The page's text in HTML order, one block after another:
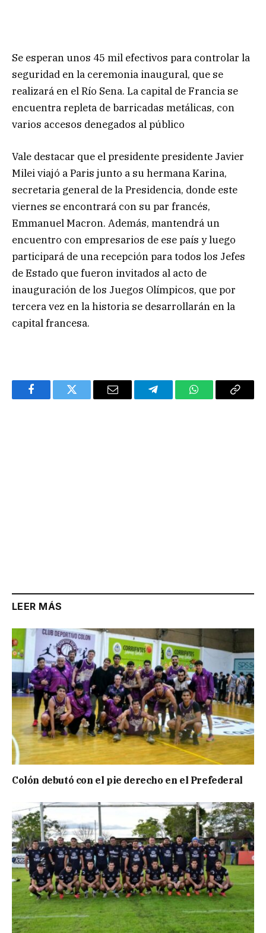
Se esperan unos 45 mil efectivos para controlar la
seguridad en la ceremonia inaugural, que se
realizará en el Río Sena. La capital de Francia se
encuentra repleta de barricadas metálicas, con
varios accesos denegados al público
Vale destacar que el presidente presidente Javier
Milei viajó a Paris junto a su hermana Karina,
secretaria general de la Presidencia, donde este
viernes se encontrará con su par francés,
Emmanuel Macron. Además, mantendrá un
encuentro con empresarios de ese país y luego
participará de una recepción para todos los Jefes
de Estado que fueron invitados al acto de
inauguración de los Juegos Olímpicos, que por
tercera vez en la historia se desarrollarán en la
capital francesa.
FacebookTwitter Email TelegramWhatsAppCopy
LEER MÁS
Colón debutó con el pie derecho en el Prefederal